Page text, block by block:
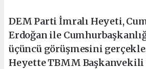
DEM Parti İmralı Heyeti,
Erdoğan ile
üçüncü görüşmesini
Heyette TBMM Başkanvekili